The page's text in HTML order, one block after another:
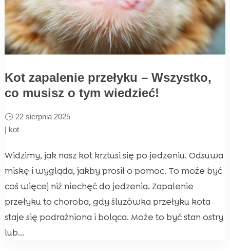
Kot zapalenie przełyku – Wszystko,
co musisz o tym wiedzieć!
22 sierpnia 2025
| kot
Widzimy, jak nasz kot krztusi się po jedzeniu. Odsuwa
miskę i wygląda, jakby prosił o pomoc. To może być
coś więcej niż niechęć do jedzenia. Zapalenie
przełyku to choroba, gdy śluzówka przełyku kota
staje się podrażniona i boląca. Może to być stan ostry
lub...